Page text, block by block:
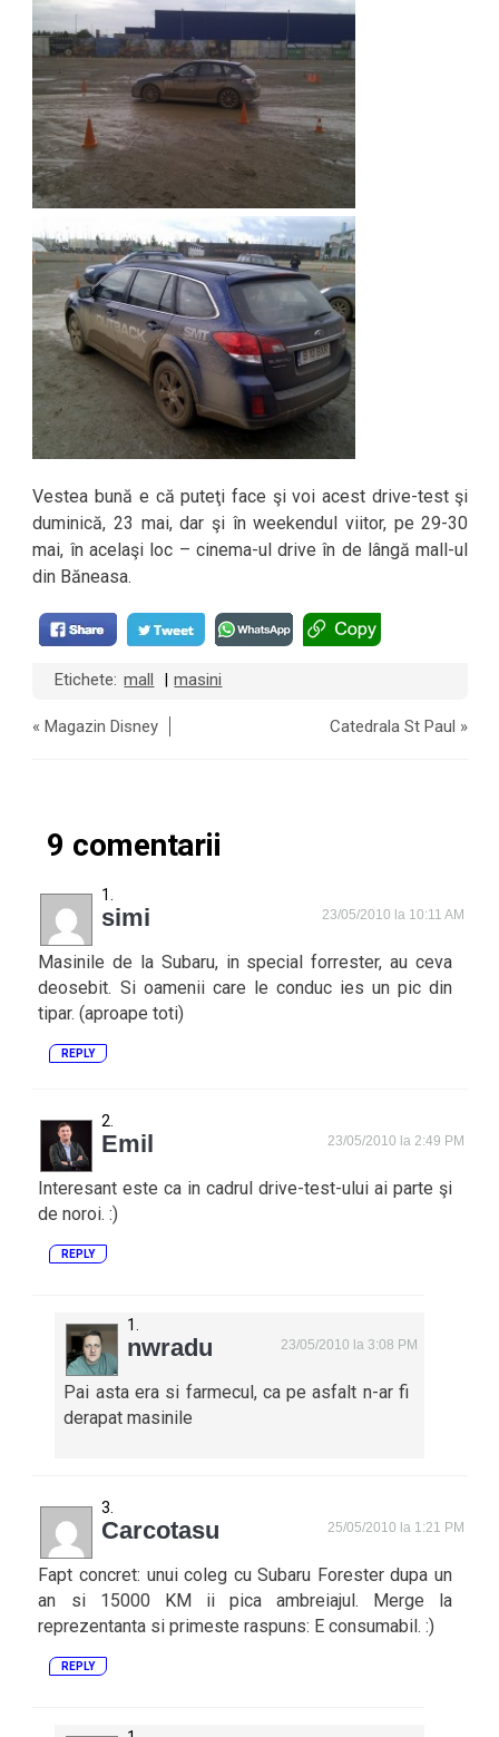
Vestea bună e că puteţi face şi voi acest drive-test şi
duminică, 23 mai, dar şi în weekendul viitor, pe 29-30
mai, în acelaşi loc – cinema-ul drive în de lângă mall-ul
din Băneasa.
Etichete: mall masini
«Magazin Disney Catedrala St Paul »
9 comentarii
simi 23/05/2010 la 10:11 AM
Masinile de la Subaru, in special forrester, au ceva
deosebit. Si oamenii care le conduc ies un pic din
tipar. (aproape toti)
REPLY
Emil 23/05/2010 la 2:49 PM
Interesant este ca in cadrul drive-test-ului ai parte şi
de noroi. :)
REPLY
nwradu 23/05/2010 la 3:08 PM
Pai asta era si farmecul, ca pe asfalt n-ar fi
derapat masinile
Carcotasu 25/05/2010 la 1:21 PM
Fapt concret: unui coleg cu Subaru Forester dupa un
an si 15000 KM ii pica ambreiajul. Merge la
reprezentanta si primeste raspuns: E consumabil. :)
REPLY